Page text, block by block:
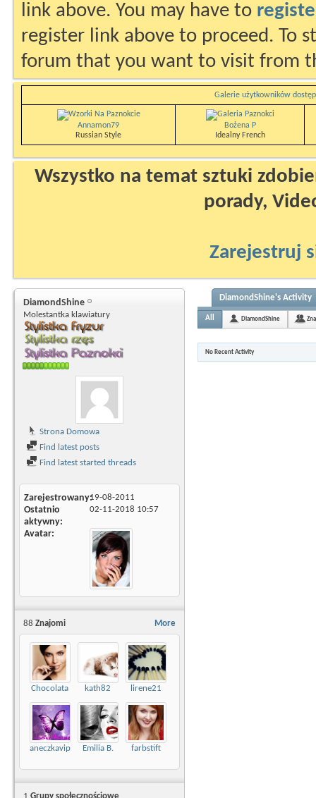
link above. You may have to
register link above to proceed. To
forum that you want to visit from
Galerie użytkowników
Annamon79
Russian Style
Bożena P
Idealny French
Wszystko na temat sztuki
porady,
Zarejestruj
DiamondShine
Molestantka klawiatury
Strona Domowa
Find latest posts
Find latest started threads
Zarejestrowany19-08-2011
Ostatnio
aktywny
02-11-2018 10:57
Avatar
More
88 Znajomi
Chocolata kath82 lirene21
aneczkavip Emilia B. farbstift
DiamondShine's Activity
All DiamondShine
No Recent Activity